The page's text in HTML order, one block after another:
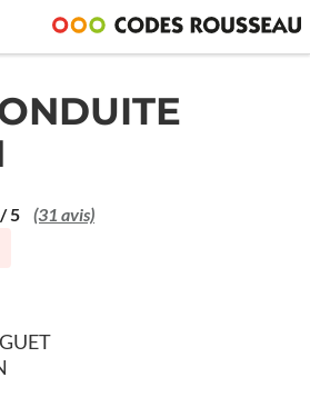
5 (31 avis)